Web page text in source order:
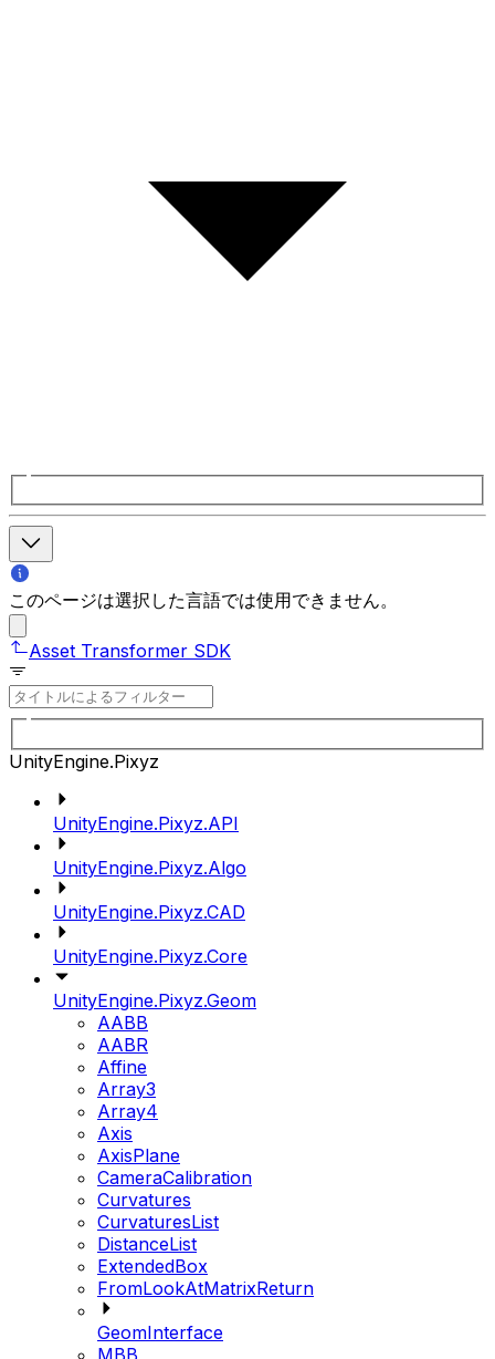
このページは選択した言語では使用できません。
Asset Transformer SDK
UnityEngine.Pixyz
UnityEngine.Pixyz.API
UnityEngine.Pixyz.Algo
UnityEngine.Pixyz.CAD
UnityEngine.Pixyz.Core
UnityEngine.Pixyz.Geom
AABB
AABR
Affine
Array3
Array4
Axis
AxisPlane
CameraCalibration
Curvatures
CurvaturesList
DistanceList
ExtendedBox
FromLookAtMatrixReturn
GeomInterface
MBB